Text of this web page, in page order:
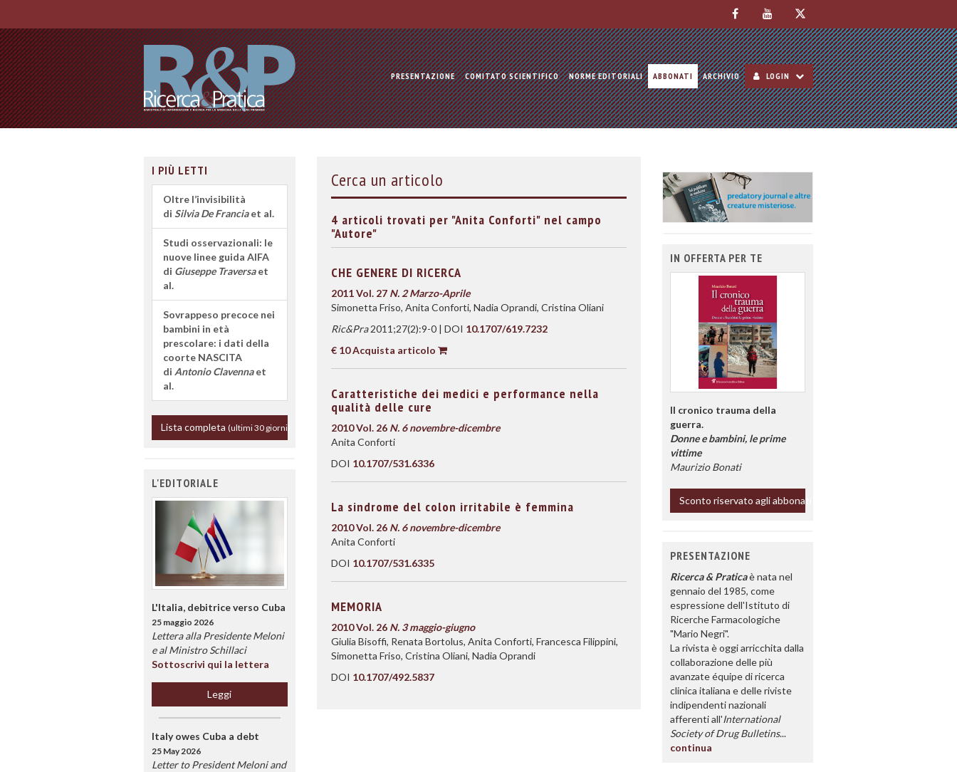
PRESENTAZIONE COMITATO SCIENTIFICO NORME EDITORIALI ABBONATI ARCHIVIO LOGIN
Cerca un articolo
4 articoli trovati per "Anita Conforti" nel campo
"Autore"
CHE GENERE DI RICERCA
2011 Vol. 27 N. 2 Marzo-Aprile
Simonetta Friso, Anita Conforti, Nadia Oprandi, Cristina Oliani
Ric&Pra2011;27(2):9-0 | DOI 10.1707/619.7232
€ 10 Acquista articolo
Caratteristiche dei medici e performance nella
qualità delle cure
2010 Vol. 26 N. 6 novembre-dicembre
Anita Conforti
DOI 10.1707/531.6336
La sindrome del colon irritabile è femmina
2010 Vol. 26 N. 6 novembre-dicembre
Anita Conforti
DOI 10.1707/531.6335
MEMORIA
2010 Vol. 26 N. 3 maggio-giugno
Giulia Bisoffi, Renata Bortolus, Anita Conforti, Francesca Filippini,
Simonetta Friso, Cristina Oliani, Nadia Oprandi
DOI 10.1707/492.5837
I PIÙ LETTI
Oltre l’invisibilità
di Silvia De Franciaet al.
Studi osservazionali: le
nuove linee guida AIFA
di Giuseppe Traversaet
al.
Sovrappeso precoce nei
bambini in età
prescolare: i dati della
coorte NASCITA
di Antonio Clavennaet
al.
Lista completa (ultimi 30 giorni)
L'EDITORIALE
L'Italia, debitrice verso Cuba
25 maggio 2026
Lettera alla Presidente Meloni
e al Ministro Schillaci
Sottoscrivi qui la lettera
Leggi
Italy owes Cuba a debt
25 May 2026
Letter to President Meloni and
IN OFFERTA PER TE
Il cronico trauma della
guerra.
Donne e bambini, le prime
vittime
Maurizio Bonati
Sconto riservato agli abbonati
PRESENTAZIONE
Ricerca & Praticaè nata nel
gennaio del 1985, come
espressione dell'Istituto di
Ricerche Farmacologiche
"Mario Negri".
La rivista è oggi arricchita dalla
collaborazione delle più
avanzate équipe di ricerca
clinica italiana e delle riviste
indipendenti nazionali
afferenti all'International
Society of Drug Bulletins...
continua